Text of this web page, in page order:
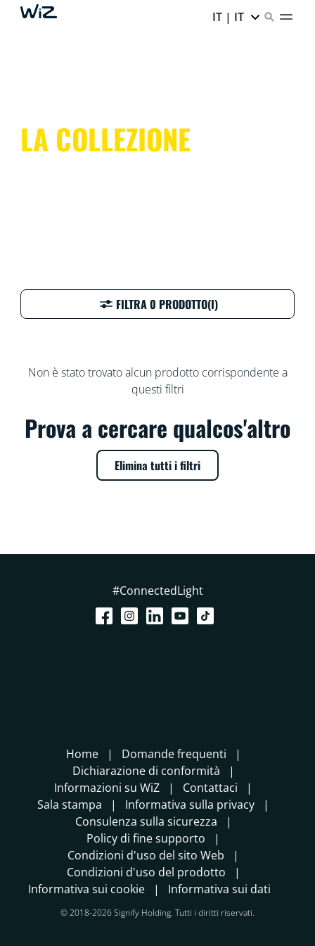
IT | IT
LA COLLEZIONE
FILTRA 0 PRODOTTO(I)
Non è stato trovato alcun prodotto corrispondente a
questi filtri
Prova a cercare qualcos'altro
Elimina tutti i filtri
#ConnectedLight
Home
Domande frequenti
Dichiarazione di conformità
Informazioni su WiZ
Contattaci
Sala stampa
Informativa sulla privacy
Consulenza sulla sicurezza
Policy di fine supporto
Condizioni d'uso del sito Web
Condizioni d'uso del prodotto
Informativa sui cookie
Informativa sui dati
© 2018-2026 Signify Holding. Tutti i diritti riservati.